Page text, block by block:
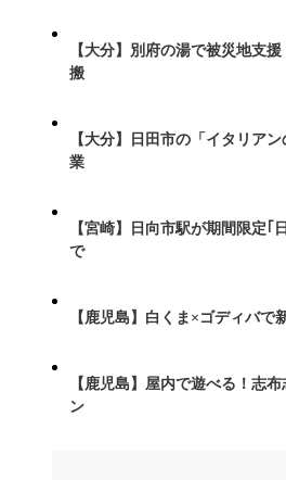
【大分】別府の湯で被災地支
搬
【大分】日田市の「イタリア
業
【宮崎】日向市駅が期間限定｢
で
【鹿児島】白くま×ゴディバで
【鹿児島】屋内で遊べる！志
ン